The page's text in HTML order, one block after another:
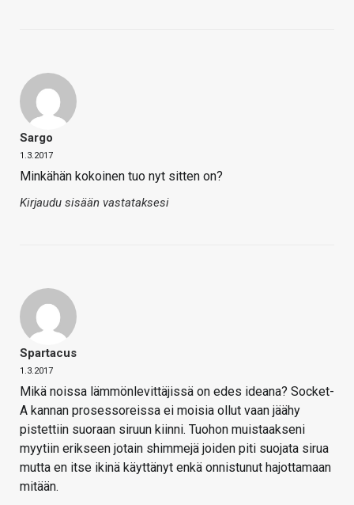
Sargo
1.3.2017
Minkähän kokoinen tuo nyt sitten on?
Kirjaudu sisään vastataksesi
Spartacus
1.3.2017
Mikä noissa lämmönlevittäjissä on edes ideana? Socket-
A kannan prosessoreissa ei moisia ollut vaan jäähy
pistettiin suoraan siruun kiinni. Tuohon muistaakseni
myytiin erikseen jotain shimmejä joiden piti suojata sirua
mutta en itse ikinä käyttänyt enkä onnistunut hajottamaan
mitään.